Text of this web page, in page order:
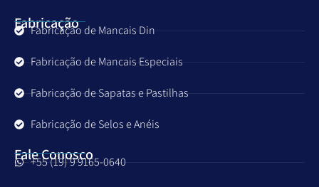
Fabricação
Fabricação de Mancais Din
Fabricação de Mancais Especiais
Fabricação de Sapatas e Pastilhas
Fabricação de Selos e Anéis
Fale Conosco
+55 (19) 9 9165-0640